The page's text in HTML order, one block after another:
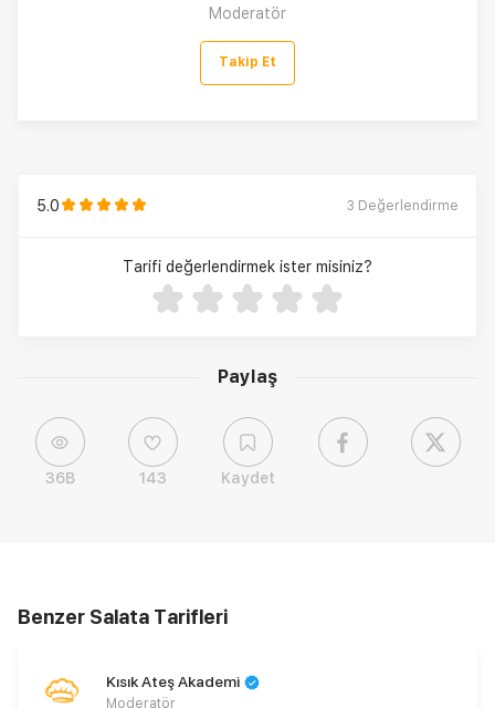
Paylaş
36B 143 Kaydet
Moderatör
Takip Et
5.0 3 Değerlendirme
Tarifi değerlendirmek ister misiniz?
Benzer Salata Tarifleri
Kısık Ateş Akademi
Moderatör